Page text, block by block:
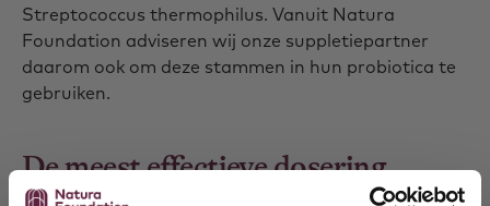
Streptococcus thermophilus. Vanuit Natura
Foundation adviseren wij onze suppletiepartner
daarom ook om deze stammen in hun probiotica te
gebruiken.
De meest effectieve dosering